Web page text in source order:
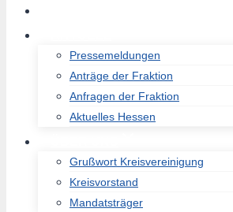
Pressemeldungen
Anträge der Fraktion
Anfragen der Fraktion
Aktuelles Hessen
Grußwort Kreisvereinigung
Kreisvorstand
Mandatsträger